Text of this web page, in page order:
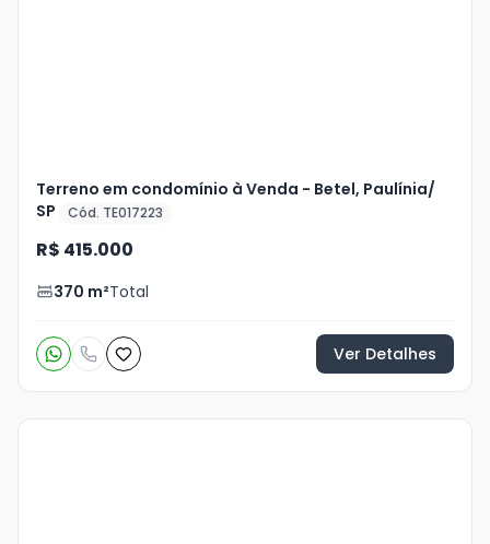
Terreno em condomínio à Venda - Betel, Paulínia/
SP
Cód. TE017223
R$ 415.000
370 m²Total
Ver Detalhes